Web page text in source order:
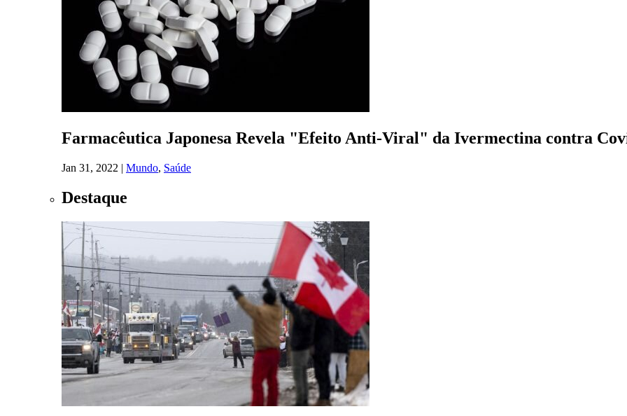
Farmacêutica Japonesa Revela "Efeito Anti-Viral" da Ivermectina contra
Jan 31, 2022 | Mundo, Saúde
Destaque